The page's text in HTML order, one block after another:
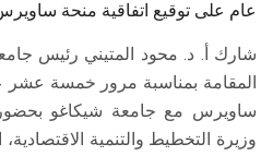
عام على توقيع اتفاقية منحة
شارك أ. د. محود المتيني رئيس
المقامة بمناسبة مرور خمسة عشر
ساويرس مع جامعة شيكاغو
وزيرة التخطيط والتنمية